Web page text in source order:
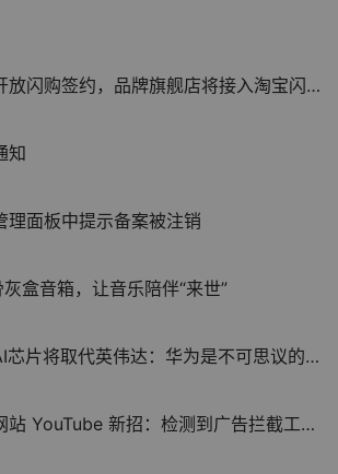
闪购签约，品牌旗舰店将接入淘宝闪购
知
理面板中提示备案被注销
盒音箱，让音乐陪伴“来世”
将取代英伟达：华为是不可思议的科技公司
新招：检测到广告拦截工具，视频播放触发“龟速模式”